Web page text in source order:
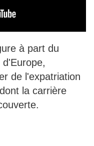
à part du
de l'expatriation
la carrière